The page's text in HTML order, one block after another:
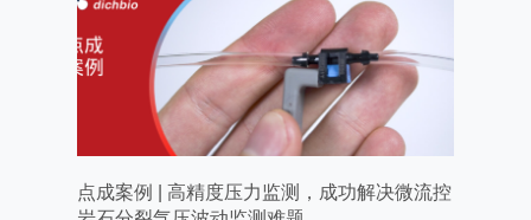
点成案例 | 高精度压力监测，成功解决微流控